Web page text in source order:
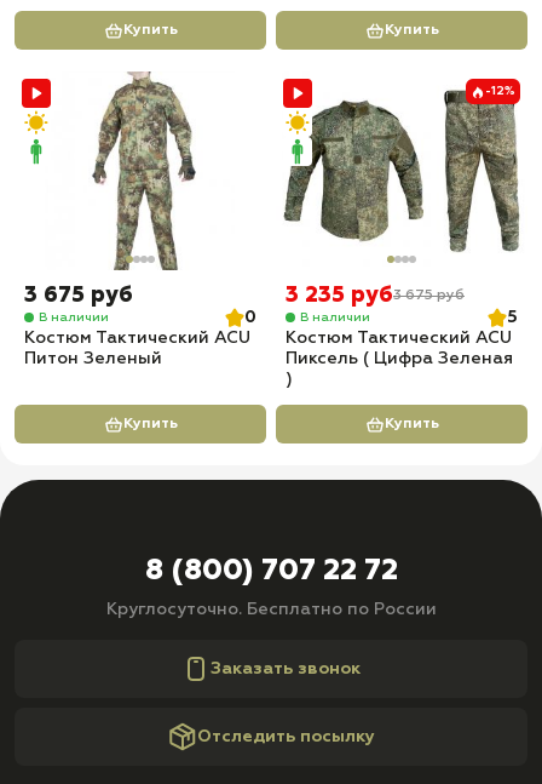
Купить Купить
3 675 руб
В наличии
0
Костюм Тактический ACU
Питон Зеленый
Купить
-12%
3 235 руб3 675 руб
В наличии
5
Костюм Тактический ACU
Пиксель ( Цифра Зеленая
)
Купить
8 (800) 707 22 72
Круглосуточно. Бесплатно по России
Заказать звонок
Отследить посылку